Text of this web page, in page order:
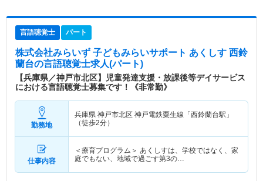
言語聴覚士 パート
株式会社みらいず 子どもみらいサポート あくしす 西鈴
蘭台の言語聴覚士求人(パート)
【兵庫県／神戸市北区】児童発達支援・放課後等デイサービス
における言語聴覚士募集です！《非常勤》
勤務地
兵庫県 神戸市北区 神戸電鉄粟生線「西鈴蘭台駅」
（徒歩2分）
仕事内容
＜療育プログラム＞ あくしすは、学校ではなく、家
庭でもない、地域で過ごす第3の…